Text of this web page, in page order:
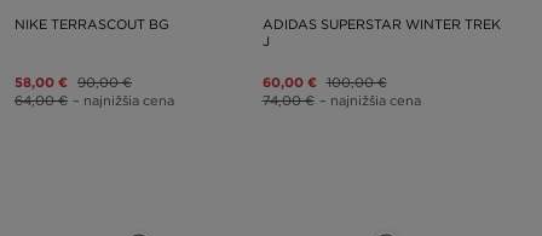
NIKE TERRASCOUT BG
58,00 € 90,00 €
64,00 € – najnižšia cena
ADIDAS SUPERSTAR WINTER TREK
J
60,00 € 100,00 €
74,00 € – najnižšia cena